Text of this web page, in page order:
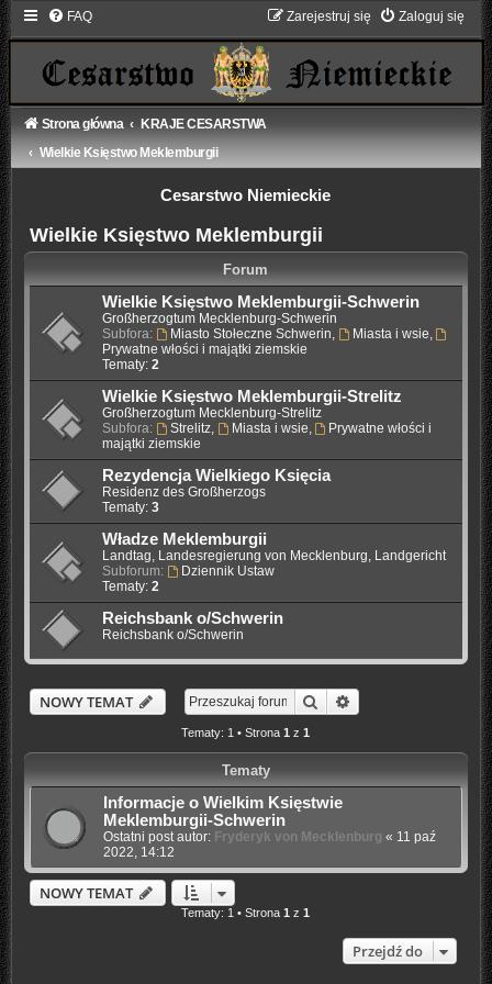
FAQ Zaloguj się
Zarejestruj się
Strona główna
KRAJE CESARSTWA
Wielkie Księstwo Meklemburgii
Cesarstwo Niemieckie
Wielkie Księstwo Meklemburgii
Forum
Wielkie Księstwo Meklemburgii-Schwerin
Großherzogtum Mecklenburg-Schwerin
Subfora:
Miasto Stołeczne Schwerin Miasta i wsie
Prywatne włości i majątki ziemskie
Tematy: 2
Wielkie Księstwo Meklemburgii-Strelitz
Großherzogtum Mecklenburg-Strelitz
Subfora:
Strelitz, Miasta i wsie
Prywatne włości i
majątki ziemskie
Rezydencja Wielkiego Księcia
Residenz des Großherzogs
Tematy: 3
Władze Meklemburgii
Landtag, Landesregierung von Mecklenburg, Landgericht
Subforum:
Dziennik Ustaw
Tematy: 2
Reichsbank o/Schwerin
Reichsbank o/Schwerin
NOWY TEMAT Szukaj Wyszukiwanie
Tematy: 1 • Strona1 z1
Tematy
Informacje o Wielkim Księstwie
Meklemburgii-Schwerin
Ostatni post autor: Fryderyk von Mecklenburg « 11 paź
2022, 14:12
NOWY TEMAT
Tematy: 1 • Strona1 z1
Przejdź do